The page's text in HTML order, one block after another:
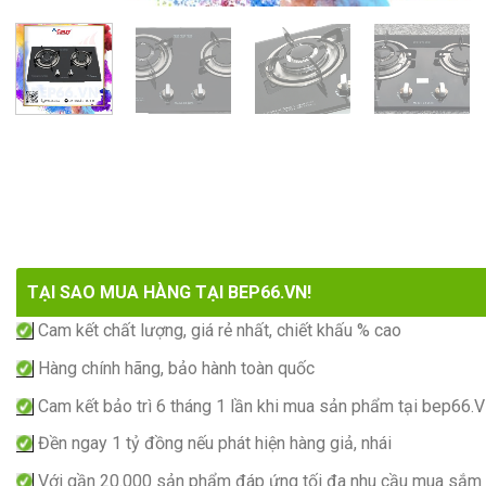
TẠI SAO MUA HÀNG TẠI BEP66.VN!
Cam kết chất lượng, giá rẻ nhất, chiết khấu % cao
Hàng chính hãng, bảo hành toàn quốc
Cam kết bảo trì 6 tháng 1 lần khi mua sản phẩm tại
Đền ngay 1 tỷ đồng nếu phát hiện hàng giả, nhái
Với gần 20.000 sản phẩm đáp ứng tối đa nhu cầu mua sắm